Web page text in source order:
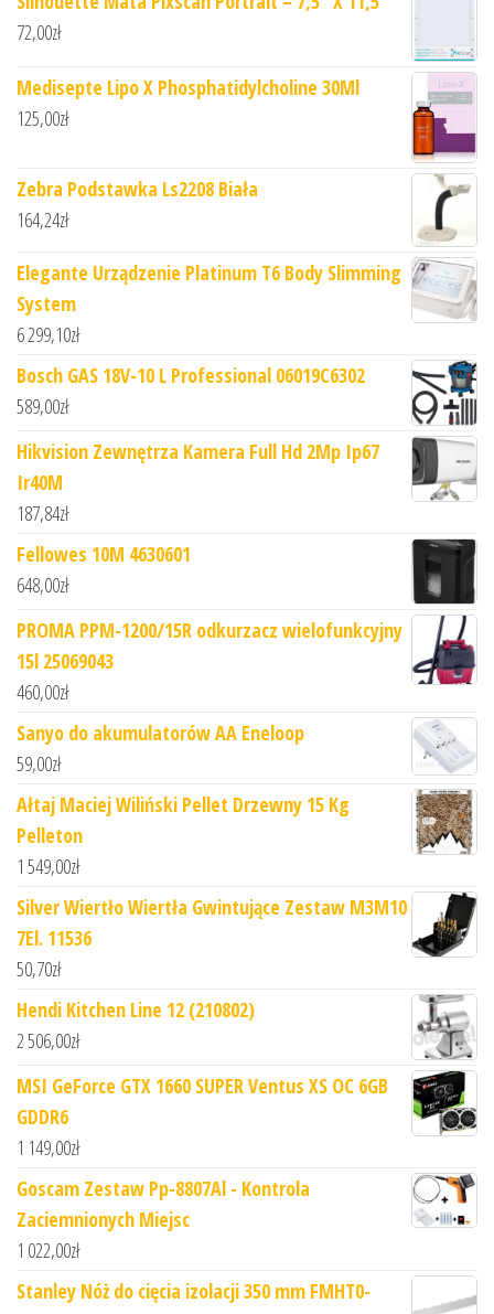
72,00zł
Medisepte Lipo X Phosphatidylcholine 30Ml
125,00zł
Zebra Podstawka Ls2208 Biała
164,24zł
Elegante Urządzenie Platinum T6 Body Slimming
System
6 299,10zł
Bosch GAS 18V-10 L Professional 06019C6302
589,00zł
Hikvision Zewnętrza Kamera Full Hd 2Mp Ip67
Ir40M
187,84zł
Fellowes 10M 4630601
648,00zł
PROMA PPM-1200/15R odkurzacz wielofunkcyjny
15l 25069043
460,00zł
Sanyo do akumulatorów AA Eneloop
59,00zł
Ałtaj Maciej Wiliński Pellet Drzewny 15 Kg
Pelleton
1 549,00zł
Silver Wiertło Wiertła Gwintujące Zestaw M3M10
7El. 11536
50,70zł
Hendi Kitchen Line 12 (210802)
2 506,00zł
MSI GeForce GTX 1660 SUPER Ventus XS OC 6GB
GDDR6
1 149,00zł
Goscam Zestaw Pp-8807Al - Kontrola
Zaciemnionych Miejsc
1 022,00zł
Stanley Nóż do cięcia izolacji 350 mm FMHT0-